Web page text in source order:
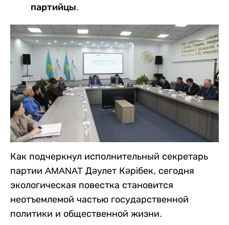
партийцы.
Как подчеркнул исполнительный секретарь
партии AMANAT Дәулет Кәрібек, сегодня
экологическая повестка становится
неотъемлемой частью государственной
политики и общественной жизни.